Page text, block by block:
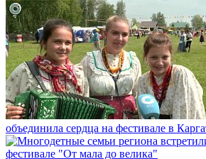
объединила сердца на фестивале в